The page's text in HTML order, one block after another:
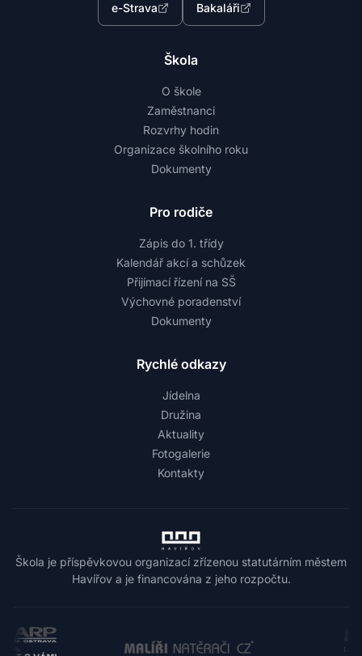
e-Strava Bakaláři
Škola
O škole
Zaměstnanci
Rozvrhy hodin
Organizace školního roku
Dokumenty
Pro rodiče
Zápis do 1. třídy
Kalendář akcí a schůzek
Přijímací řízení na SŠ
Výchovné poradenství
Dokumenty
Rychlé odkazy
Jídelna
Družina
Aktuality
Fotogalerie
Kontakty
Škola je příspěvkovou organizací zřízenou statutárním městem
Havířov a je financována z jeho rozpočtu.